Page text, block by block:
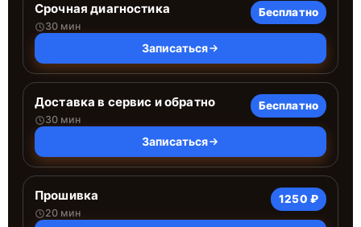
Срочная диагностика
30 мин
Бесплатно
Записаться
Доставка в сервис и обратно
30 мин
Бесплатно
Записаться
Прошивка
20 мин
1250 ₽